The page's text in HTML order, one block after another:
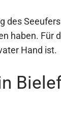
des
haben. Für
Hand ist.